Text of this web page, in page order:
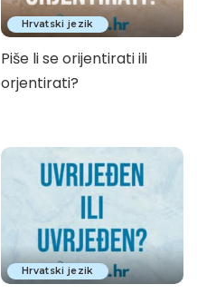
Hrvatski jezik
Piše li se orijentirati ili
orjentirati?
Hrvatski jezik